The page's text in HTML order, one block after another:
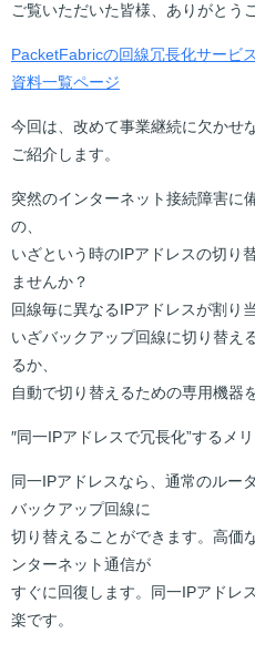
ご覧いただいた皆様、ありがとう
PacketFabricの回線冗長化サービス
資料一覧ページ
今回は、改めて事業継続に欠かせ
ご紹介します。
突然のインターネット接続障害に
の、
いざという時のIPアドレスの切り
ませんか？
回線毎に異なるIPアドレスが割り
いざバックアップ回線に切り替え
るか、
自動で切り替えるための専用機器
″同一IPアドレスで冗長化”するメ
同一IPアドレスなら、通常のルー
バックアップ回線に
切り替えることができます。高価
ンターネット通信が
すぐに回復します。同一IPアドレ
楽です。